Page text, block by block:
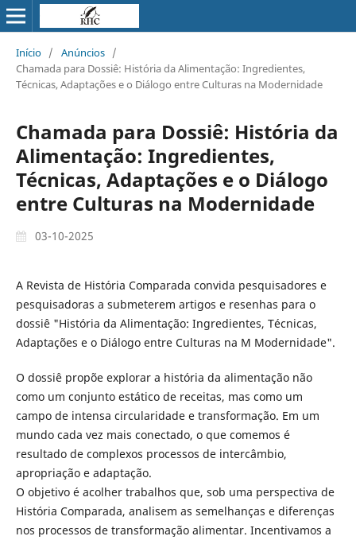
Início / Anúncios /
Chamada para Dossiê: História da Alimentação: Ingredientes,
Técnicas, Adaptações e o Diálogo entre Culturas na Modernidade
Chamada para Dossiê: História da
Alimentação: Ingredientes,
Técnicas, Adaptações e o Diálogo
entre Culturas na Modernidade
03-10-2025
A Revista de História Comparada convida pesquisadores e
pesquisadoras a submeterem artigos e resenhas para o
dossiê "História da Alimentação: Ingredientes, Técnicas,
Adaptações e o Diálogo entre Culturas na M Modernidade".
O dossiê propõe explorar a história da alimentação não
como um conjunto estático de receitas, mas como um
campo de intensa circularidade e transformação. Em um
mundo cada vez mais conectado, o que comemos é
resultado de complexos processos de intercâmbio,
apropriação e adaptação.
O objetivo é acolher trabalhos que, sob uma perspectiva de
História Comparada, analisem as semelhanças e diferenças
nos processos de transformação alimentar. Incentivamos a